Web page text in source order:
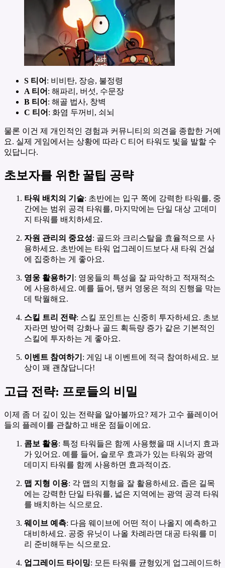
S 티어 : 비비탄, 장승, 불정령
A 티어 : 해파리, 버섯, 수문장
B 티어 : 해골 법사, 창벽
C 티어 : 화염 두꺼비, 쇠뇌
물론 이건 제 개인적인 경험과 커뮤니티의 의견을 종합한 거예
요. 실제 게임에서는 상황에 따라 C 티어 타워도 빛을 발할 수
있답니다.
초보자를 위한 꿀팁 공략
타워 배치의 기술: 초반에는 입구 쪽에 강력한 타워를, 중
간에는 범위 공격 타워를, 마지막에는 단일 대상 고데미
지 타워를 배치하세요.
자원 관리의 중요성: 골드와 크리스탈을 효율적으로 사
용하세요. 초반에는 타워 업그레이드보다 새 타워 건설
에 집중하는 게 좋아요.
영웅 활용하기 : 영웅들의 특성을 잘 파악하고 적재적소
에 사용하세요. 예를 들어, 탱커 영웅은 적의 진행을 막는
데 탁월해요.
스킬 트리 전략: 스킬 포인트는 신중히 투자하세요. 초보
자라면 방어력 강화나 골드 획득량 증가 같은 기본적인
스킬에 투자하는 게 좋아요.
이벤트 참여하기 : 게임 내 이벤트에 적극 참여하세요. 보
상이 꽤 괜찮답니다!
고급 전략: 프로들의 비밀
이제 좀 더 깊이 있는 전략을 알아볼까요? 제가 고수 플레이어
들의 플레이를 관찰하고 배운 점들이에요.
콤보 활용: 특정 타워들은 함께 사용했을 때 시너지 효과
가 있어요. 예를 들어, 슬로우 효과가 있는 타워와 광역
데미지 타워를 함께 사용하면 효과적이죠.
맵 지형 이용: 각 맵의 지형을 잘 활용하세요. 좁은 길목
에는 강력한 단일 타워를, 넓은 지역에는 광역 공격 타워
를 배치하는 식으로요.
웨이브 예측: 다음 웨이브에 어떤 적이 나올지 예측하고
대비하세요. 공중 유닛이 나올 차례라면 대공 타워를 미
리 준비해두는 식으로요.
업그레이드 타이밍: 모든 타워를 균형있게 업그레이드하